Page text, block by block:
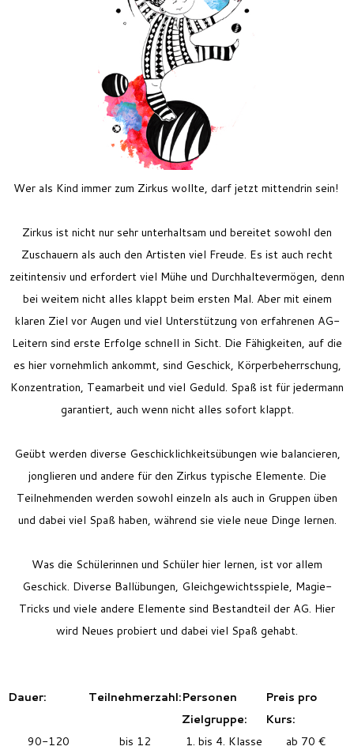
Feriencamp
Jobs
Kontakt
Wer als Kind immer zum Zirkus wollte, darf jetzt mittendrin sein!
Zirkus ist nicht nur sehr unterhaltsam und bereitet sowohl den
Zuschauern als auch den Artisten viel Freude. Es ist auch recht
zeitintensiv und erfordert viel Mühe und Durchhaltevermögen, denn
bei weitem nicht alles klappt beim ersten Mal. Aber mit einem
klaren Ziel vor Augen und viel Unterstützung von erfahrenen AG-
Leitern sind erste Erfolge schnell in Sicht. Die Fähigkeiten, auf die
es hier vornehmlich ankommt, sind Geschick, Körperbeherrschung,
Konzentration, Teamarbeit und viel Geduld. Spaß ist für jedermann
garantiert, auch wenn nicht alles sofort klappt.
Geübt werden diverse Geschicklichkeitsübungen wie balancieren,
jonglieren und andere für den Zirkus typische Elemente. Die
Teilnehmenden werden sowohl einzeln als auch in Gruppen üben
und dabei viel Spaß haben, während sie viele neue Dinge lernen.
Was die Schülerinnen und Schüler hier lernen, ist vor allem
Geschick. Diverse Ballübungen, Gleichgewichtsspiele, Magie-
Tricks und viele andere Elemente sind Bestandteil der AG. Hier
wird Neues probiert und dabei viel Spaß gehabt.
Dauer: Teilnehmerzahl:Personen
Zielgruppe:
Preis pro
Kurs:
90-120
bis 12 1. bis 4. Klasse ab 70 €